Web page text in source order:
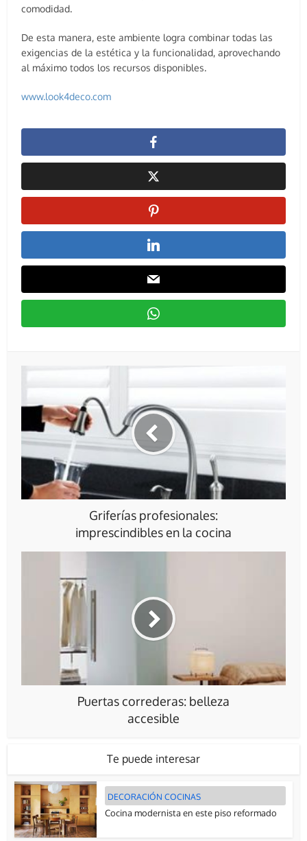
comodidad.
De esta manera, este ambiente logra combinar todas las
exigencias de la estética y la funcionalidad, aprovechando
al máximo todos los recursos disponibles.
www.look4deco.com
Griferías profesionales:
imprescindibles en la cocina
Puertas correderas: belleza
accesible
Te puede interesar
DECORACIÓN COCINAS
Cocina modernista en este piso reformado